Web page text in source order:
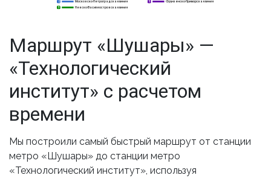
Невско-Василеостровская линия
2
3
5
2
3
Маршрут «Шушары» —
«Технологический
институт» с расчетом
времени
Мы построили самый быстрый маршрут от станции
метро «Шушары» до станции метро
«Технологический институт», используя